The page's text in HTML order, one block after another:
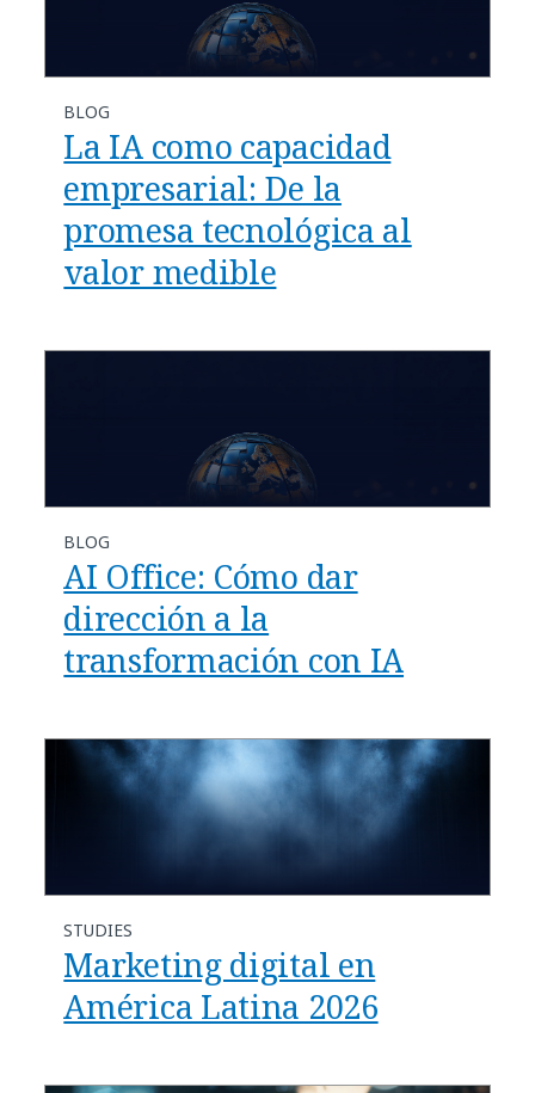
BLOG
La IA como capacidad
empresarial: De la
promesa tecnológica al
valor medible
BLOG
AI Office: Cómo dar
dirección a la
transformación con IA
STUDIES
Marketing digital en
América Latina 2026